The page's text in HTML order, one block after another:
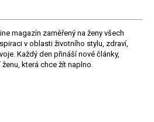
magazín zaměřený na ženy všech
v oblasti životního stylu, zdraví,
Každý den přináší nové články,
která chce žít naplno.